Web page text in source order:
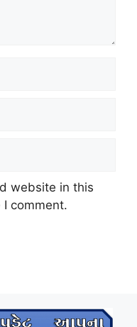
website in this
comment.